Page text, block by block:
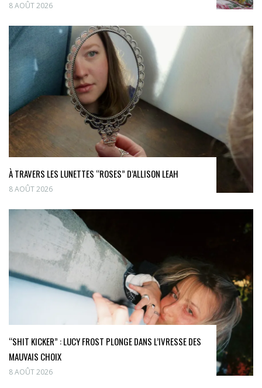
8 AOÛT 2026
À TRAVERS LES LUNETTES “ROSES” D’ALLISON LEAH
8 AOÛT 2026
“SHIT KICKER” : LUCY FROST PLONGE DANS L’IVRESSE DES
MAUVAIS CHOIX
8 AOÛT 2026